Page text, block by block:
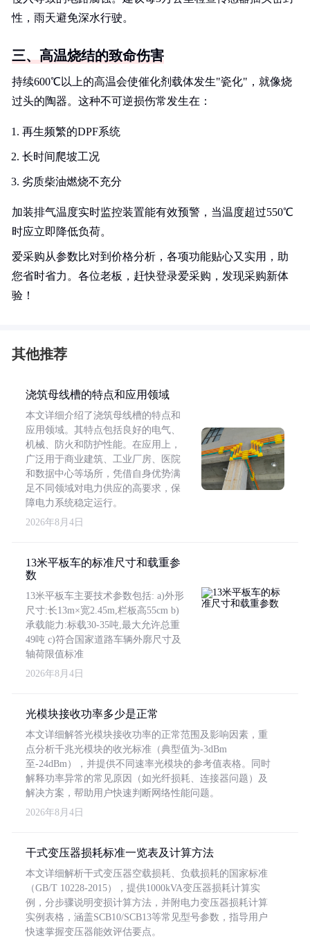
性，雨天避免深水行驶。
三、高温烧结的致命伤害
持续600℃以上的高温会使催化剂载体发生"瓷化"，就像烧
过头的陶器。这种不可逆损伤常发生在：
再生频繁的DPF系统
长时间爬坡工况
劣质柴油燃烧不充分
加装排气温度实时监控装置能有效预警，当温度超过550℃
时应立即降低负荷。
爱采购从参数比对到价格分析，各项功能贴心又实用，助
您省时省力。各位老板，赶快登录爱采购，发现采购新体
验！
其他推荐
浇筑母线槽的特点和应用领域
本文详细介绍了浇筑母线槽的特点和
应用领域。其特点包括良好的电气、
机械、防火和防护性能。在应用上，
广泛用于商业建筑、工业厂房、医院
和数据中心等场所，凭借自身优势满
足不同领域对电力供应的高要求，保
障电力系统稳定运行。
2026年8月4日
13米平板车的标准尺寸和载重参
数
13米平板车主要技术参数包括: a)外形
尺寸:长13m×宽2.45m,栏板高55cm b)
承载能力:标载30-35吨,最大允许总重
49吨 c)符合国家道路车辆外廓尺寸及
轴荷限值标准
2026年8月4日
光模块接收功率多少是正常
本文详细解答光模块接收功率的正常范围及影响因素，重
点分析千兆光模块的收光标准（典型值为-3dBm
至-24dBm），并提供不同速率光模块的参考值表格。同时
解释功率异常的常见原因（如光纤损耗、连接器问题）及
解决方案，帮助用户快速判断网络性能问题。
2026年8月4日
干式变压器损耗标准一览表及计算方法
本文详细解析干式变压器空载损耗、负载损耗的国家标准
（GB/T 10228-2015），提供1000kVA变压器损耗计算实
例，分步骤说明变损计算方法，并附电力变压器损耗计算
实例表格，涵盖SCB10/SCB13等常见型号参数，指导用户
快速掌握变压器能效评估要点。